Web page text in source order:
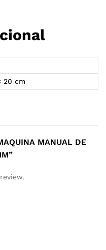
20 cm
MANUAL DE